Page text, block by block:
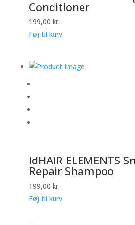
Conditioner
199,00 kr.
Føj til kurv
IdHAIR ELEMENTS
Repair Shampoo
199,00 kr.
Føj til kurv